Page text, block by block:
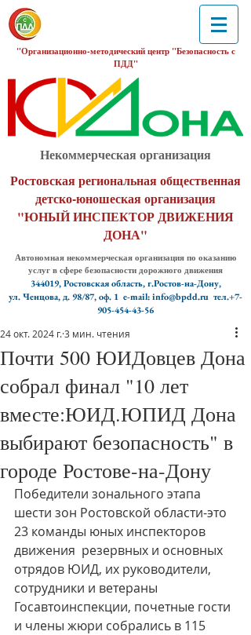
"Организационно-методический центр "Безопасность с
ПДД"
Некоммерческая организация
Ростовская региональная общественная
детско-юношеская организация
"ЮНЫЙ ИНСПЕКТОР ДВИЖЕНИЯ
ДОНА"
Автономная некоммерческая организация по оказанию
услуг в сфере безопасности дорожного движения
344019, Ростовская область, г.Ростов-на-Дону,
ул. Ченцова, д. 98/87, оф. 1 e-mail: info@bpdd.ru тел.+7-
905-454-43-56
Почти 500 ЮИДовцев Дона
собрал финал "10 лет
вместе:ЮИД.ЮПИД Дона
выбирают безопасность" в
городе Ростове-на-Дону
24 окт. 2024 г.3 мин. чтения
Победители зонального этапа
шести зон Ростовской области-это
23 команды юных инспекторов
движения  резервных и основных
отрядов ЮИД, их руководители,
сотрудники и ветераны
Госавтоинспекции, почетные гости
и члены жюри собрались в 115